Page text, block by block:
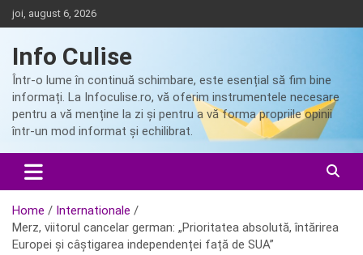
Skip
to
joi, august 6, 2026
Info Culise
Într-o lume în continuă schimbare, este esențial să fim bine
informați. La Infoculise.ro, vă oferim instrumentele necesare
pentru a vă menține la zi și pentru a vă forma propriile opinii
într-un mod informat și echilibrat.
Home
Internationale
Merz, viitorul cancelar german: „Prioritatea absolută, întărirea
Europei și câștigarea independenței față de SUA”